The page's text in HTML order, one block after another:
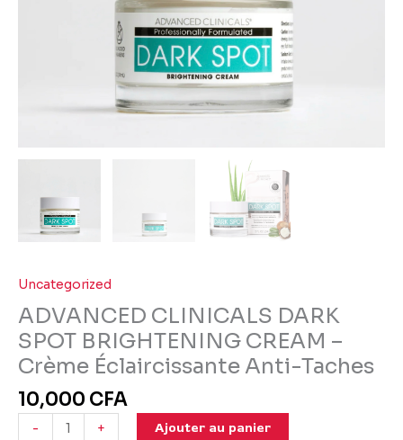
Uncategorized
ADVANCED CLINICALS DARK
SPOT BRIGHTENING CREAM –
Crème Éclaircissante Anti-Taches
10,000 CFA
- + Ajouter au panier